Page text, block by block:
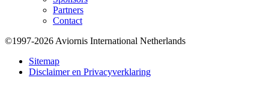
Partners
Contact
Bottom
©1997-2026 Aviornis International Netherlands
Sitemap
Disclaimer en Privacyverklaring